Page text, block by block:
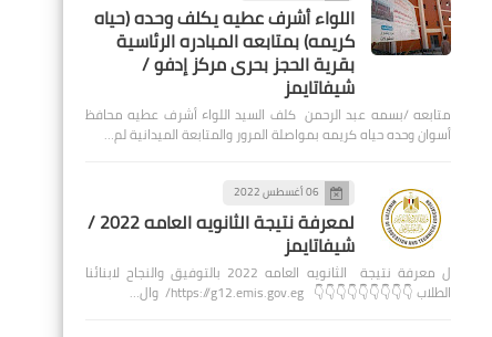
اللواء أشرف عطيه يكلف وحده (حياه
كريمه) بمتابعه المبادره الرئاسية
بقرية الحجز بحرى مركز إدفو /
شيفاتايمز
متابعه /بسمه عبد الرحمن كلف السيد اللواء أشرف عطيه محافظ
أسوان وحده حياه كريمه بمواصلة المرور والمتابعة الميدانية لم…
06 أغسطس 2022
لمعرفة نتيجة الثانويه العامه 2022 /
شيفاتايمز
ل معرفة نتيجة الثانويه العامه 2022 بالتوفيق والنجاح لابنائنا
الطلاب 👇👇👇👇👇👇👇👇👇 https://g12.emis.gov.eg/ وال…